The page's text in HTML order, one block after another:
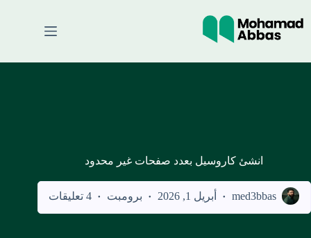
إلى
المحتوى
انشئ كاروسيل بعدد صفحات غير محدود
med3bbas أبريل 1, 2026 برومبت 4 تعليقات